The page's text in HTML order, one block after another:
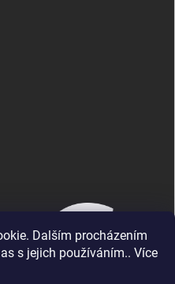
Dalším procházením
s jejich používáním.. Více